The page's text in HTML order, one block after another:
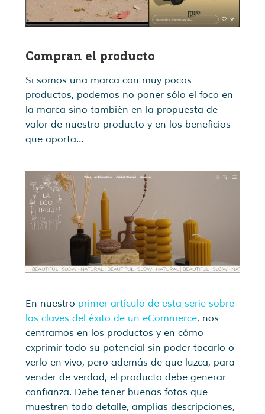
Compran el producto
Si somos una marca con muy pocos
productos, podemos no poner sólo el foco en
la marca sino también en la propuesta de
valor de nuestro producto y en los beneficios
que aporta…
En nuestro primer artículo de esta serie sobre
las claves del éxito de un eCommerce, nos
centramos en los productos y en cómo
exprimir todo su potencial sin poder tocarlo o
verlo en vivo, pero además de que luzca, para
vender de verdad, el producto debe generar
confianza. Debe tener buenas fotos que
muestren todo detalle, amplias descripciones,